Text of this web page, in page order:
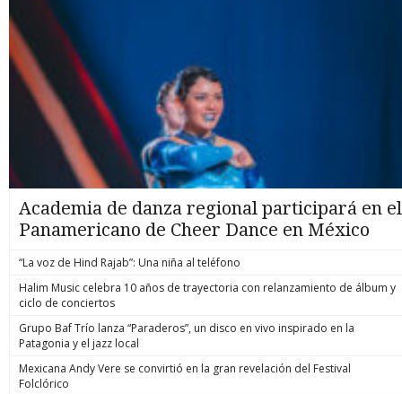
Academia de danza regional participará en el
Panamericano de Cheer Dance en México
“La voz de Hind Rajab”: Una niña al teléfono
Halim Music celebra 10 años de trayectoria con relanzamiento de álbum y
ciclo de conciertos
Grupo Baf Trío lanza “Paraderos”, un disco en vivo inspirado en la
Patagonia y el jazz local
Mexicana Andy Vere se convirtió en la gran revelación del Festival
Folclórico